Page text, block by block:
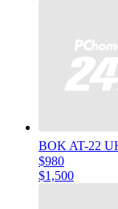
BOK AT-22
$980
$1,500